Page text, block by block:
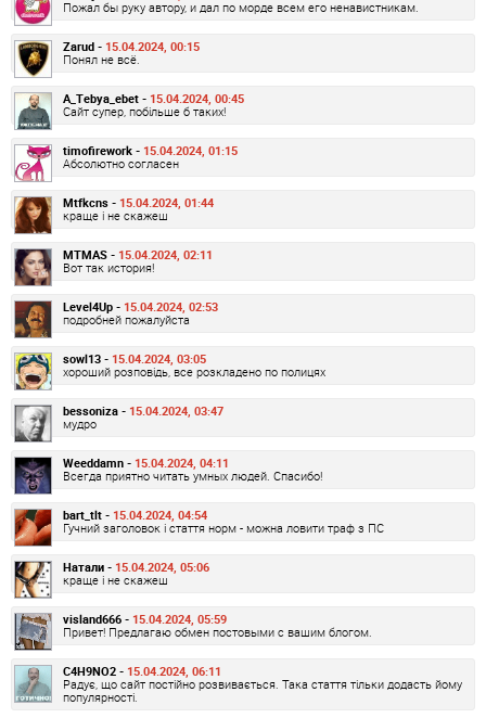
Пожал бы руку автору, и дал по морде всем его ненавистникам.
Zarud - 15.04.2024, 00:15
Понял не всё.
A_Tebya_ebet - 15.04.2024, 00:45
Сайт супер, побільше б таких!
timofirework - 15.04.2024, 01:15
Абсолютно согласен
Mtfkcns - 15.04.2024, 01:44
краще і не скажеш
MTMAS - 15.04.2024, 02:11
Вот так история!
Level4Up - 15.04.2024, 02:53
подробней пожалуйста
sowl13 - 15.04.2024, 03:05
хороший розповідь, все розкладено по полицях
bessoniza - 15.04.2024, 03:47
мудро
Weeddamn - 15.04.2024, 04:11
Всегда приятно читать умных людей. Спасибо!
bart_tlt - 15.04.2024, 04:54
Гучний заголовок і стаття норм - можна ловити траф з ПС
Натали - 15.04.2024, 05:06
краще і не скажеш
visland666 - 15.04.2024, 05:59
Привет! Предлагаю обмен постовыми с вашим блогом.
C4H9NO2 - 15.04.2024, 06:11
Радує, що сайт постійно розвивається. Така стаття тільки додасть йому
популярності.